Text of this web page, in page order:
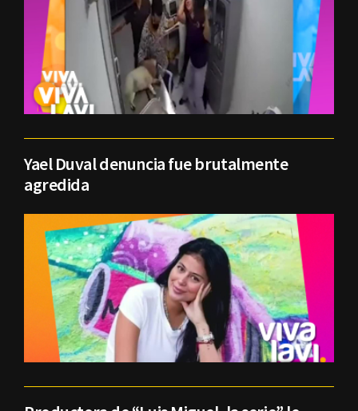
Yael Duval denuncia fue brutalmente
agredida